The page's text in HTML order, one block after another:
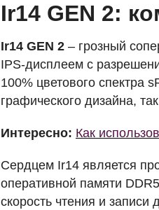
Ir14 GEN 2:
Ir14 GEN 2 – грозный
IPS-дисплеем с
100% цветового спектра
графического дизайна,
Интересно: Как
Сердцем Ir14 является
оперативной памяти
скорость чтения и